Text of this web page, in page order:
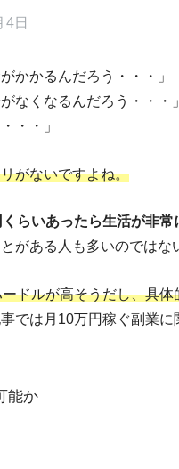
4日
かかるんだろう・・・」
なくなるんだろう・・・」
・・」
がないですよね。
らいあったら生活が非常
がある人も多いのではな
ドルが高そうだし、具
では月10万円稼ぐ副業
能か